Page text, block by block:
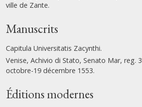
ville de Zante.
Manuscrits
Capitula Universitatis Zacynthi.
Venise, Achivio di Stato, Senato Mar, reg.
octobre-19 décembre 1553.
Éditions modernes